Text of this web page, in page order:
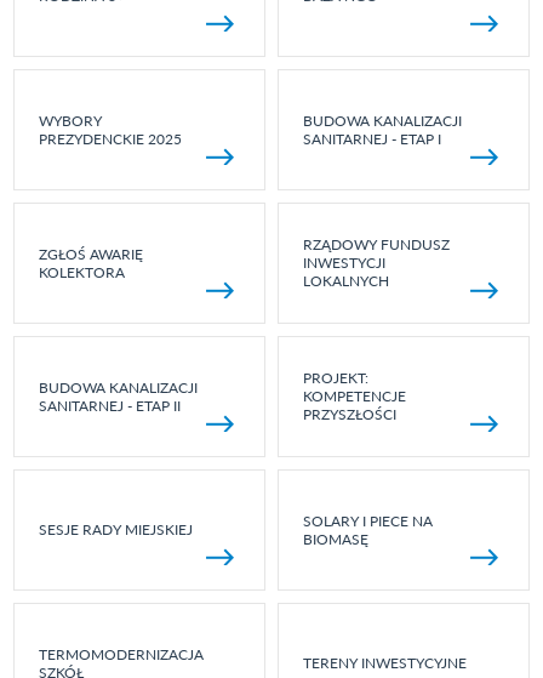
WYBORY
PREZYDENCKIE 2025
BUDOWA KANALIZACJI
SANITARNEJ - ETAP I
ZGŁOŚ AWARIĘ
KOLEKTORA
RZĄDOWY FUNDUSZ
INWESTYCJI
LOKALNYCH
BUDOWA KANALIZACJI
SANITARNEJ - ETAP II
PROJEKT:
KOMPETENCJE
PRZYSZŁOŚCI
SESJE RADY MIEJSKIEJ
SOLARY I PIECE NA
BIOMASĘ
TERMOMODERNIZACJA
SZKÓŁ
TERENY INWESTYCYJNE